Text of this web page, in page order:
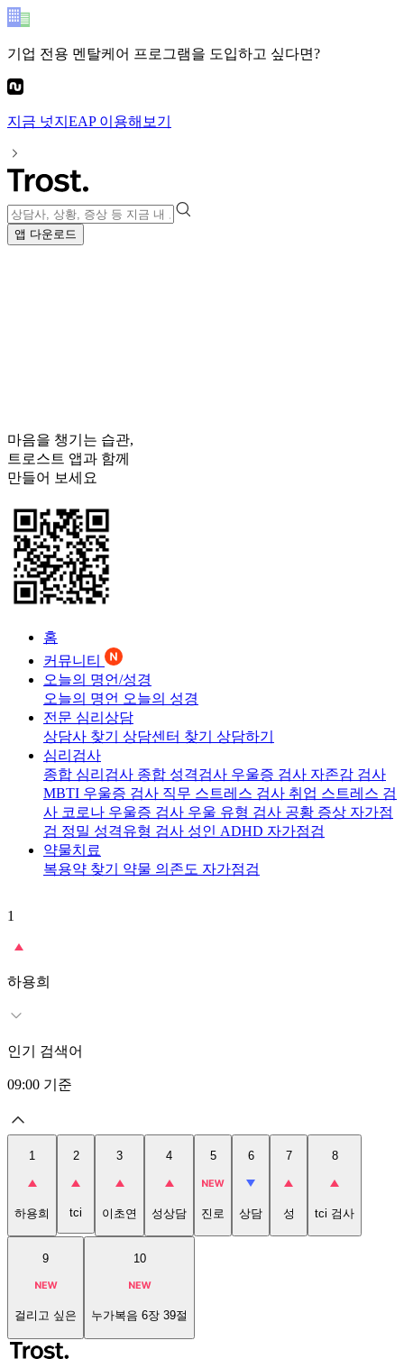
기업 전용 멘탈케어 프로그램을 도입하고 싶다면?
지금 넛지EAP이용해보기
앱 다운로드
마음을 챙기는 습관,
트로스트 앱과 함께
만들어 보세요
홈
커뮤니티
오늘의 명언/성경
오늘의 명언 오늘의 성경
전문 심리상담
상담사 찾기 상담센터 찾기 상담하기
심리검사
종합 심리검사 종합 성격검사 우울증 검사 자존감 검사
MBTI 우울증 검사 직무 스트레스 검사 취업 스트레스 검
사 코로나 우울증 검사 우울 유형 검사 공황 증상 자가점
검 정밀 성격유형 검사 성인 ADHD 자가점검
약물치료
복용약 찾기 약물 의존도 자가점검
1
하용희
인기 검색어
09:00 기준
1
하용희
2
tci
3
이초연
4
성상담
5
진로
6
상담
7
성
8
tci 검사
9
걸리고 싶은
10
누가복음 6장 39절